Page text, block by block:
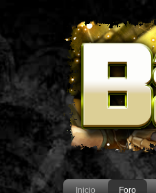
Inicio Foro